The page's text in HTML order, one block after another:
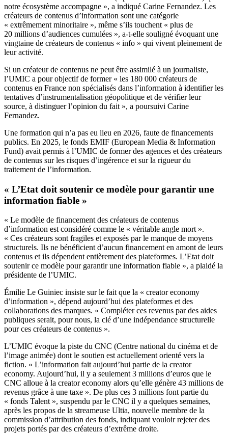
notre écosystème accompagne », a indiqué Carine Fernandez. Les
créateurs de contenus d’information sont une catégorie
« extrêmement minoritaire », même s’ils touchent « plus de
20 millions d’audiences cumulées », a-t-elle souligné évoquant une
vingtaine de créateurs de contenus « info » qui vivent pleinement de
leur activité.
Si un créateur de contenus ne peut être assimilé à un journaliste,
l’UMIC a pour objectif de former « les 180 000 créateurs de
contenus en France non spécialisés dans l’information à identifier les
tentatives d’instrumentalisation géopolitique et de vérifier leur
source, à distinguer l’opinion du fait », a poursuivi Carine
Fernandez.
Une formation qui n’a pas eu lieu en 2026, faute de financements
publics. En 2025, le fonds EMIF (European Media & Information
Fund) avait permis à l’UMIC de former des agences et des créateurs
de contenus sur les risques d’ingérence et sur la rigueur du
traitement de l’information.
« L’Etat doit soutenir ce modèle pour garantir une
information fiable »
« Le modèle de financement des créateurs de contenus
d’information est considéré comme le « véritable angle mort ».
« Ces créateurs sont fragiles et exposés par le manque de moyens
structurels. Ils ne bénéficient d’aucun financement en amont de leurs
contenus et ils dépendent entièrement des plateformes. L’Etat doit
soutenir ce modèle pour garantir une information fiable », a plaidé la
présidente de l’UMIC.
Émilie Le Guiniec insiste sur le fait que la « creator economy
d’information », dépend aujourd’hui des plateformes et des
collaborations des marques. « Compléter ces revenus par des aides
publiques serait, pour nous, la clé d’une indépendance structurelle
pour ces créateurs de contenus ».
L’UMIC évoque la piste du CNC (Centre national du cinéma et de
l’image animée) dont le soutien est actuellement orienté vers la
fiction. « L’information fait aujourd’hui partie de la creator
economy. Aujourd’hui, il y a seulement 3 millions d’euros que le
CNC alloue à la creator economy alors qu’elle génère 43 millions de
revenus grâce à une taxe ». De plus ces 3 millions font partie du
« fonds Talent », suspendu par le CNC il y a quelques semaines,
après les propos de la streameuse Ultia, nouvelle membre de la
commission d’attribution des fonds, indiquant vouloir rejeter des
projets portés par des créateurs d’extrême droite.